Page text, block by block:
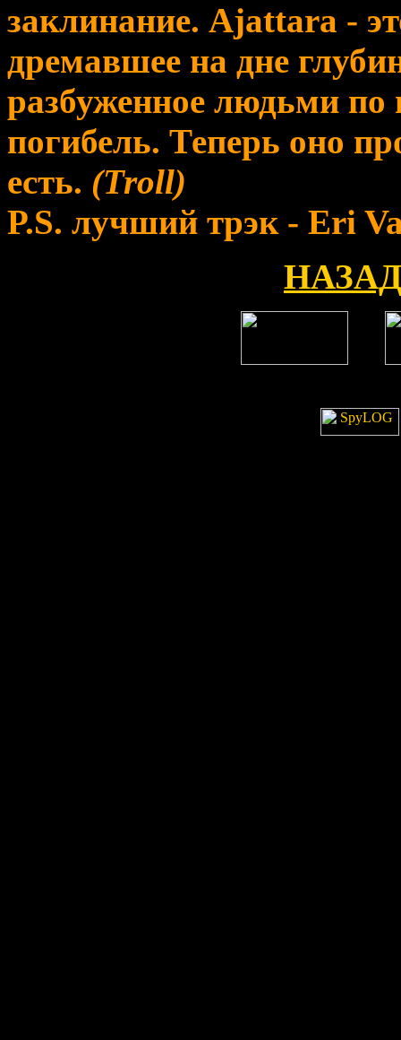
заклинание. Ajattara -
дремавшее на дне
разбуженное людьми по
погибель. Теперь оно
есть. (Troll)
P.S. лучший трэк - Eri
НАЗАД